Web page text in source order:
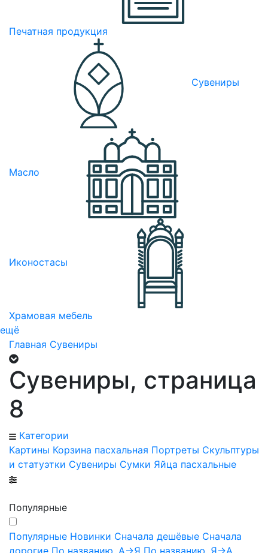
Печатная продукция
Сувениры
Масло
Иконостасы
Храмовая мебель
ещё
Главная Сувениры
Сувениры, страница
8
Категории
Картины Корзина пасхальная Портреты Скульптуры
и статуэтки Сувениры Сумки Яйца пасхальные
Популярные
Популярные Новинки Сначала дешёвые Сначала
дорогие По названию, А->Я По названию, Я->А